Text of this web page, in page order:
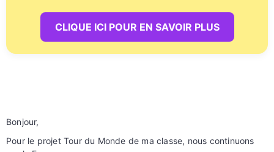
CLIQUE ICI POUR EN SAVOIR PLUS
Bonjour,
Pour le projet Tour du Monde de ma classe, nous continuons